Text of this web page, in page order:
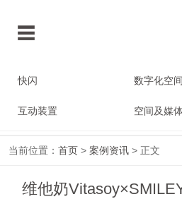
快闪 数字化空间
互动装置 空间及媒
当前位置： 首页 > 案例资讯 > 正文
维他奶